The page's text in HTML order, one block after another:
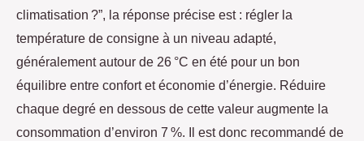
climatisation ?”, la réponse précise est : régler la
température de consigne à un niveau adapté,
généralement autour de 26 °C en été pour un bon
équilibre entre confort et économie d’énergie. Réduire
chaque degré en dessous de cette valeur augmente la
consommation d’environ 7 %. Il est donc recommandé de